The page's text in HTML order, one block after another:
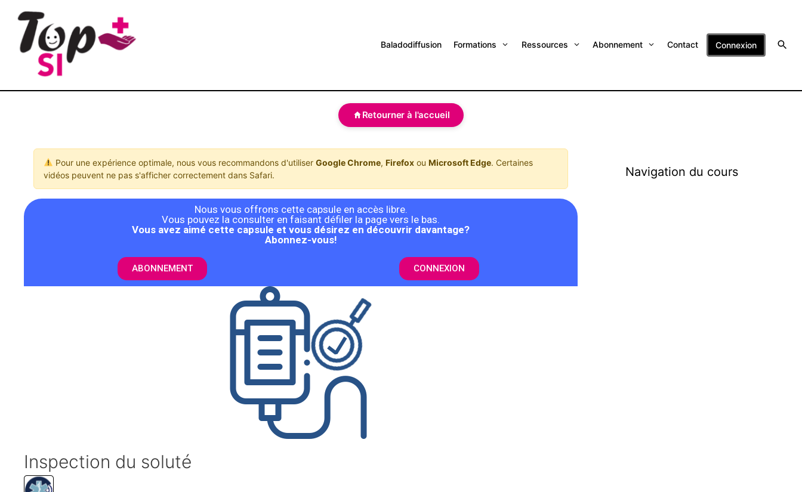
Baladodiffusion Formations Ressources Abonnement Contact Connexion
Retourner à l'accueil
Pour une expérience optimale, nous vous recommandons d'utiliser Google Chrome, Firefoxou Microsoft Edge. Certaines
vidéos peuvent ne pas s'afficher correctement dans Safari.
Nous vous offrons cette capsule en accès libre.
Vous pouvez la consulter en faisant défiler la page vers le bas.
Vous avez aimé cette capsule et vous désirez en découvrir davantage?
Abonnez-vous!
ABONNEMENT CONNEXION
Inspection du soluté
Navigation du cours